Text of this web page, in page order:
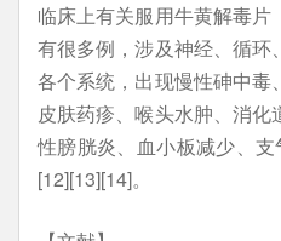
临床上有关服用牛黄解毒
有很多例，涉及神经、循环
各个系统，出现慢性砷中毒
皮肤药疹、喉头水肿、消化
性膀胱炎、血小板减少、
[12][13][14]。